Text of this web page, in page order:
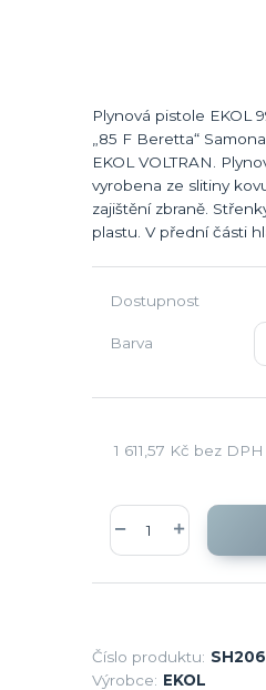
Plynová pistole EKOL
„85 F Beretta“
EKOL VOLTRAN.
vyrobena ze slitiny
zajištění zbraně.
plastu. V přední části
Dostupnost
Barva
1 611,57 Kč bez DPH
Číslo produktu:
Výrobce: EKOL